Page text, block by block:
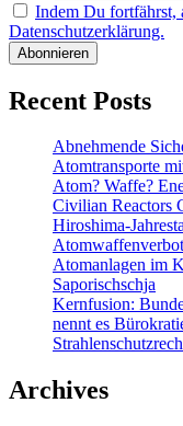
Indem Du fortfährst,
Datenschutzerklärung.
Recent Posts
Abnehmende
Atomtransporte
Atom? Waffe?
Civilian Reactors
Hiroshima-
Atomanlagen im
Saporischschja
Kernfusion:
nennt es
Archives